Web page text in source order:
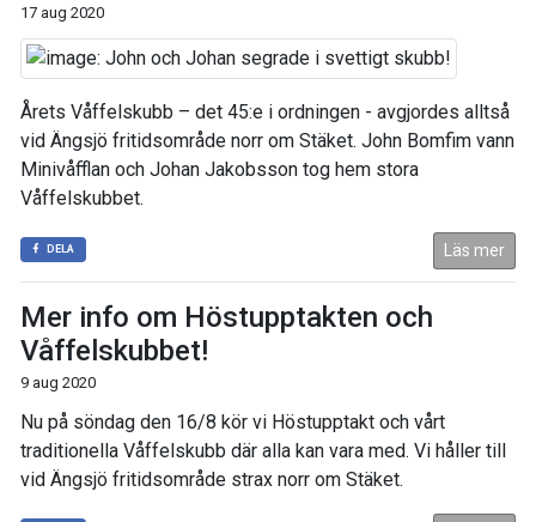
17 aug 2020
Årets Våffelskubb – det 45:e i ordningen - avgjordes alltså
vid Ängsjö fritidsområde norr om Stäket. John Bomfim vann
Minivåfflan och Johan Jakobsson tog hem stora
Våffelskubbet.
DELA Läs mer
Mer info om Höstupptakten och
Våffelskubbet!
9 aug 2020
Nu på söndag den 16/8 kör vi Höstupptakt och vårt
traditionella Våffelskubb där alla kan vara med. Vi håller till
vid Ängsjö fritidsområde strax norr om Stäket.